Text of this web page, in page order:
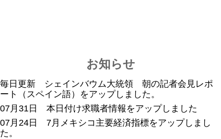
お知らせ
毎日更新 シェインバウム大統領 朝の記者会見レポ
ート（スペイン語）をアップしました。
07月31日 本日付け求職者情報をアップしました
07月24日 7月メキシコ主要経済指標をアップしまし
た。